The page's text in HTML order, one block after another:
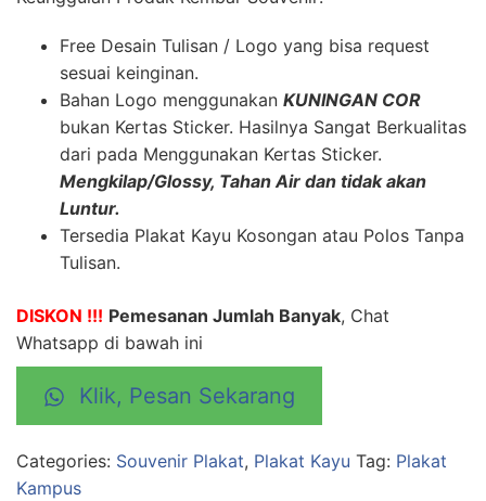
Free Desain Tulisan / Logo yang bisa request
sesuai keinginan.
Bahan Logo menggunakan KUNINGAN COR
bukan Kertas Sticker. Hasilnya Sangat Berkualitas
dari pada Menggunakan Kertas Sticker.
Mengkilap/Glossy, Tahan Air dan tidak akan
Luntur.
Tersedia Plakat Kayu Kosongan atau Polos Tanpa
Tulisan.
DISKON !!! Pemesanan Jumlah Banyak, Chat
Whatsapp di bawah ini
Klik, Pesan Sekarang
Categories: Souvenir Plakat, Plakat Kayu Tag: Plakat
Kampus